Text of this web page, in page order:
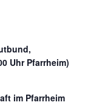
Uhr Pfarrheim)
im Pfarrheim